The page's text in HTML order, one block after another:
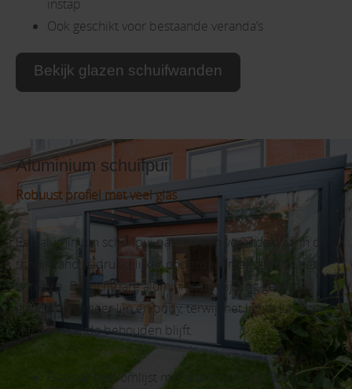
instap
Ook geschikt voor bestaande veranda’s
Bekijk glazen schuifwanden
Aluminium schuifpui
Robuust profiel met veel glas
Een aluminium schuifpui past bij een veranda waarin de
schuifwand nadrukkelijker onderdeel mag zijn van het
ontwerp. De zichtbare aluminium omlijsting geeft de
glaspartijen meer lijn en body, terwijl het lichte karakter
van de veranda behouden blijft.
Glaspanelen omlijst met aluminium profielen